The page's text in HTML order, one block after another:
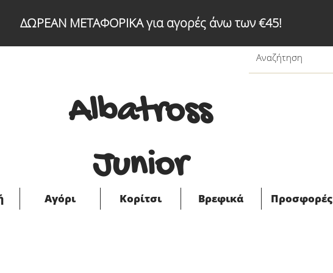
ΔΩΡΕΑΝ ΜΕΤΑΦΟΡΙΚΑ για αγορές άνω των €45!
Albatross
Junior
Αγόρι Κορίτσι Βρεφικά Προσφορές